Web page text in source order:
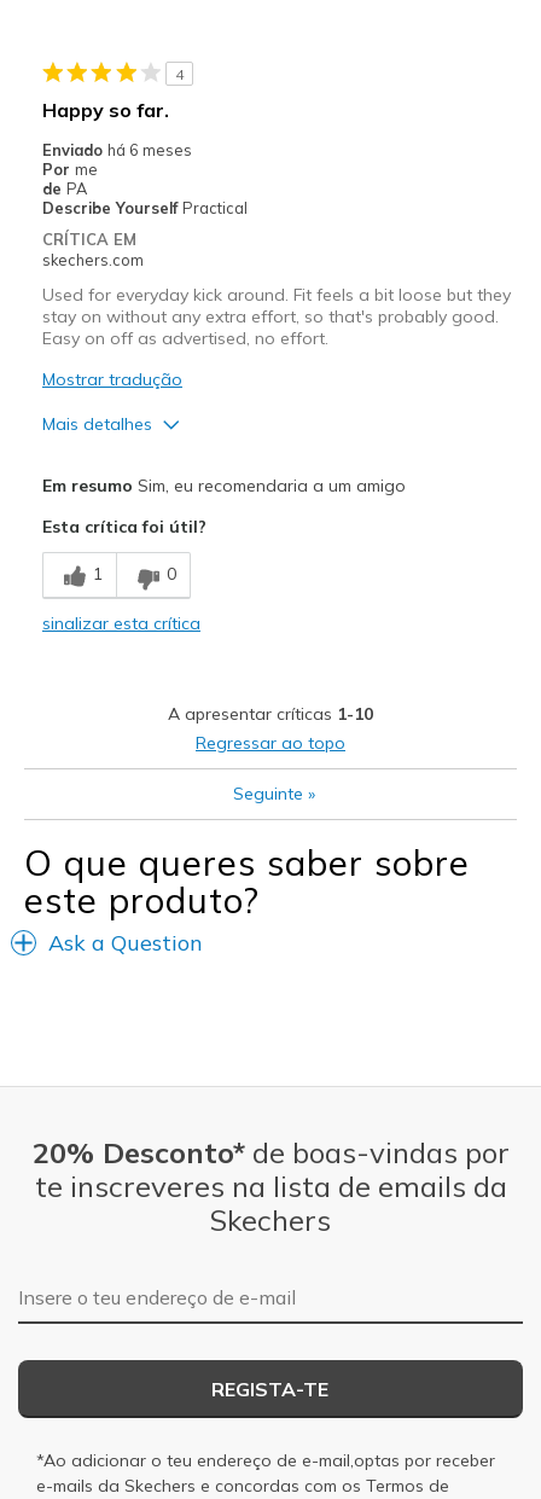
4
Happy so far.
Enviado há 6 meses
Por me
de PA
Describe Yourself Practical
CRÍTICA EM
skechers.com
Used for everyday kick around. Fit feels a bit loose but they
stay on without any extra effort, so that's probably good.
Easy on off as advertised, no effort.
Mostrar tradução
Mais detalhes
Comfortable
Stylish
Melhores utilizações
Casual Wear
Going Out
Travel
Width
Feels true to width
Sizing
Feels half size too big
Em resumo Sim, eu recomendaria a um amigo
Esta crítica foi útil?
1 0
sinalizar esta crítica
A apresentar críticas 1-10
Regressar ao topo
Seguinte »
O que queres saber sobre
este produto?
Ask a Question
20% Desconto*de boas-vindas por
te inscreveres na lista de emails da
Skechers
Endereço de e-mail
REGISTA-TE
*Ao adicionar o teu endereço de e-mail,optas por receber
e-mails da Skechers e concordas com os Termos de